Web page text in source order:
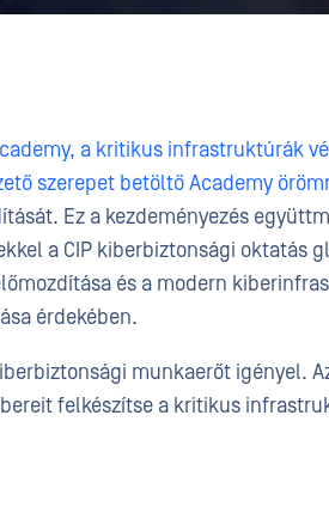
a kritikus infrastruktúrák
szerepet betöltő Academy
Ez a kezdeményezés
a CIP kiberbiztonsági oktatás
és a modern
érdekében.
munkaerőt igényel.
felkészítse a kritikus